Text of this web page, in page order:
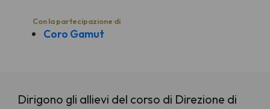
Con la partecipazione di
Coro Gamut
Dirigono gli allievi del corso di Direzione di